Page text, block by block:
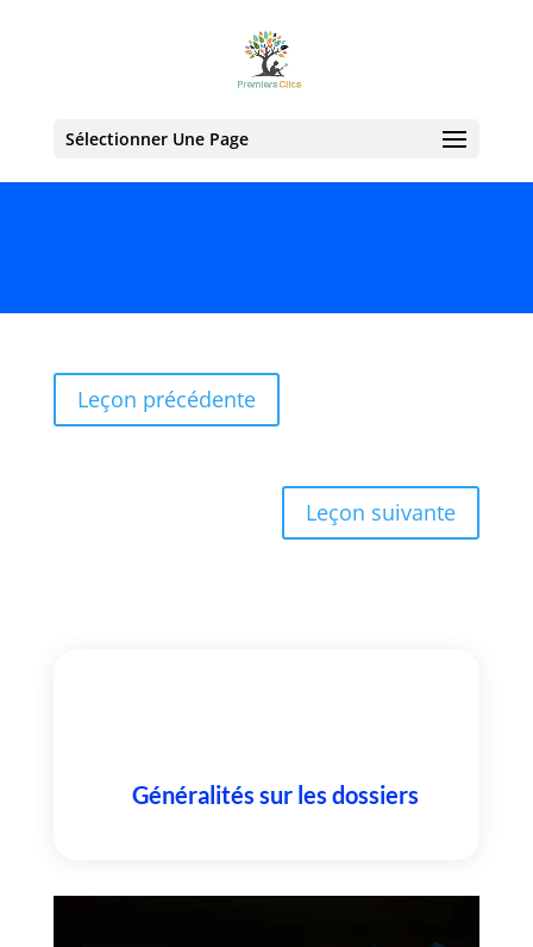
Sélectionner Une Page
Leçon précédente
Leçon suivante
Généralités sur les dossiers